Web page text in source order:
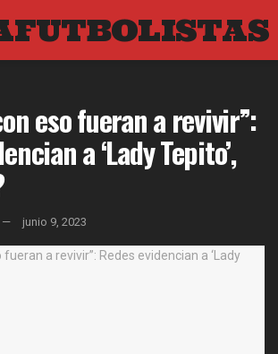
eso fueran a revivir”:
a ‘Lady Tepito’,
junio 9, 2023